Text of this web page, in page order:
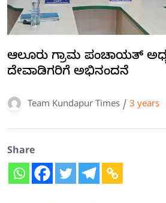
ಆಲೂರು ಗ್ರಾಮ ಪಂಚಾಯತ್
ದೇವಾಡಿಗರಿಗೆ ಅಭಿನಂದನೆ
Team Kundapur Times / 3 years
Share